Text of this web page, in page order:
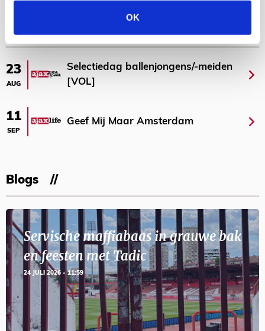
OK
AGENDA
23
AUG
Selectiedag ballenjongens/-meiden
[VOL]
11
SEP
Geef Mij Maar Amsterdam
Blogs
Servische maffiabaas in grauwe bak
en feesten met Tadic
24 JULI 2026 - 11:59